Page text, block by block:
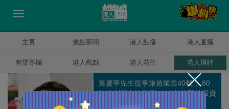
主頁 焦點新聞 港人點播 港人直播
有聲專欄 港人觀點 港人花生 港人博評
葉慶寧先生從事旅遊業逾40載， 80
年代創辦金怡假期， 90年代開始投資
酒店、餐飲、資訊科技及地產等業